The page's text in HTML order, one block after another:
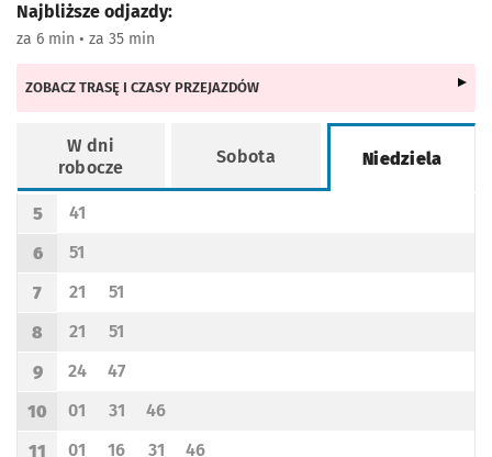
Najbliższe odjazdy:
za 6 min • za 35 min
ZOBACZ TRASĘ I CZASY PRZEJAZDÓW
W dni
robocze
Sobota Niedziela
Rozkład jazdy -
Godzina odjazdu
5
Odjazd
41
minut po godzinie 5
Godzina odjazdu
6
Odjazd
51
minut po godzinie 6
Godzina odjazdu
7
Odjazd
21
minut po godzinie 7
Odjazd
51
minut po godzinie 7
Godzina odjazdu
8
Odjazd
21
minut po godzinie 8
Odjazd
51
minut po godzinie 8
Godzina odjazdu
9
Odjazd
24
minut po godzinie 9
Odjazd
47
minut po godzinie 9
Godzina odjazdu
10
Odjazd
01
minut po godzinie 10
Odjazd
31
minut po godzinie 10
Odjazd
46
minut po godzinie 10
11 01 16 31 46